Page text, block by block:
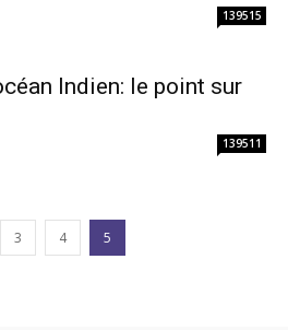
139515
Indien: le point sur
139511
3 4 5